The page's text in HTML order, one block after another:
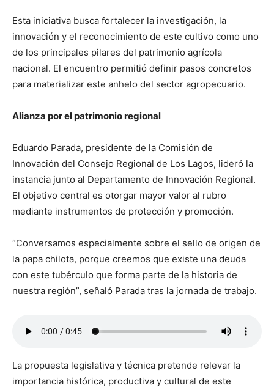
Esta iniciativa busca fortalecer la investigación, la
innovación y el reconocimiento de este cultivo como uno
de los principales pilares del patrimonio agrícola
nacional. El encuentro permitió definir pasos concretos
para materializar este anhelo del sector agropecuario.
Alianza por el patrimonio regional
Eduardo Parada, presidente de la Comisión de
Innovación del Consejo Regional de Los Lagos, lideró la
instancia junto al Departamento de Innovación Regional.
El objetivo central es otorgar mayor valor al rubro
mediante instrumentos de protección y promoción.
“Conversamos especialmente sobre el sello de origen de
la papa chilota, porque creemos que existe una deuda
con este tubérculo que forma parte de la historia de
nuestra región”, señaló Parada tras la jornada de trabajo.
La propuesta legislativa y técnica pretende relevar la
importancia histórica, productiva y cultural de este